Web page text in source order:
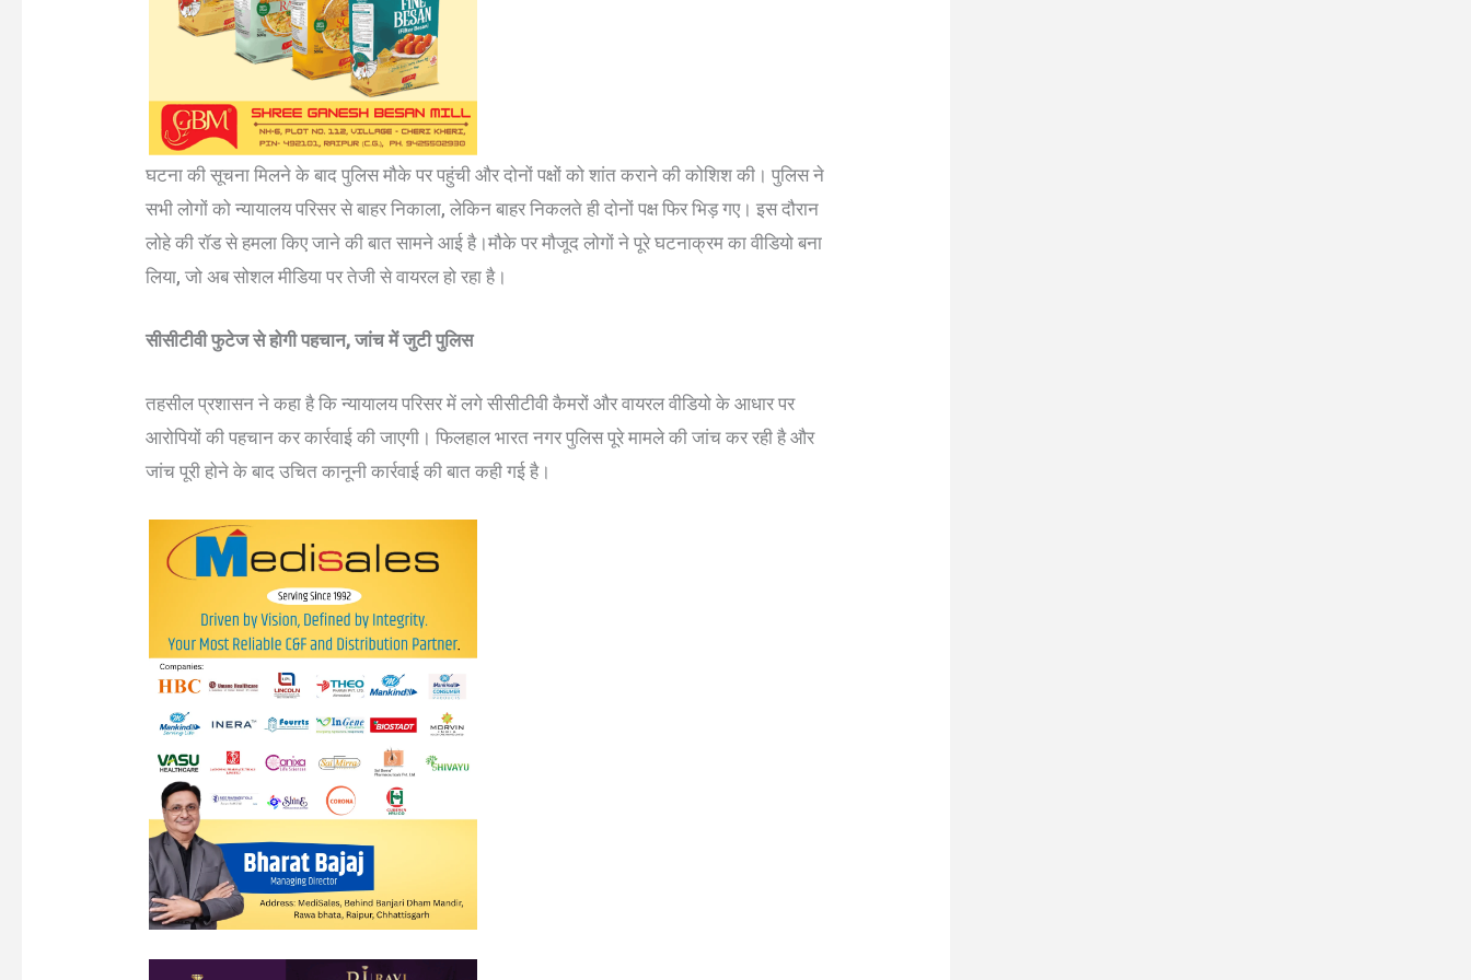
घटना की सूचना मिलने के बाद पुलिस मौके पर पहुंची और दोनों पक्षों को शांत कराने की कोशिश की। पुलिस ने
सभी लोगों को न्यायालय परिसर से बाहर निकाला, लेकिन बाहर निकलते ही दोनों पक्ष फिर भिड़ गए। इस दौरान
लोहे की रॉड से हमला किए जाने की बात सामने आई है।मौके पर मौजूद लोगों ने पूरे घटनाक्रम का वीडियो बना
लिया, जो अब सोशल मीडिया पर तेजी से वायरल हो रहा है।
सीसीटीवी फुटेज से होगी पहचान, जांच में जुटी पुलिस
तहसील प्रशासन ने कहा है कि न्यायालय परिसर में लगे सीसीटीवी कैमरों और वायरल वीडियो के आधार पर
आरोपियों की पहचान कर कार्रवाई की जाएगी। फिलहाल भारत नगर पुलिस पूरे मामले की जांच कर रही है और
जांच पूरी होने के बाद उचित कानूनी कार्रवाई की बात कही गई है।